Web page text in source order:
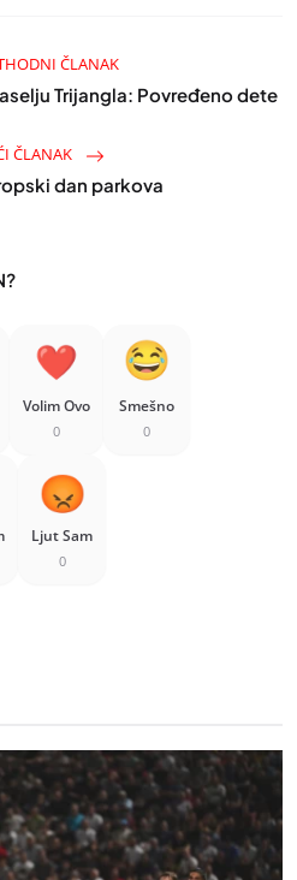
ČLANAK
Trijangla: Povređeno dete
ČLANAK
dan parkova
Volim Ovo
0
Smešno
0
Ljut Sam
0